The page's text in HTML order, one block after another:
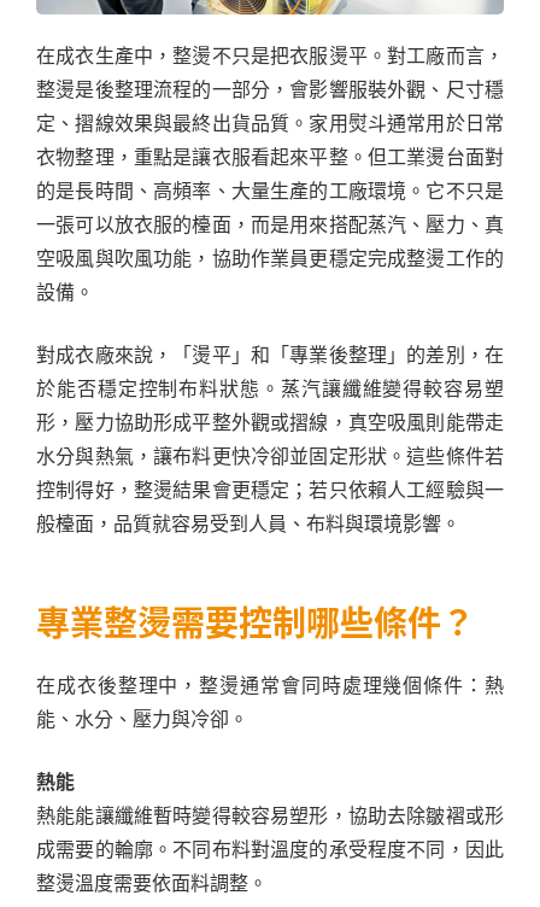
在成衣生產中，整燙不只是把衣服燙平。對工廠而言，
整燙是後整理流程的一部分，會影響服裝外觀、尺寸穩
定、摺線效果與最終出貨品質。家用熨斗通常用於日常
衣物整理，重點是讓衣服看起來平整。但工業燙台面對
的是長時間、高頻率、大量生產的工廠環境。它不只是
一張可以放衣服的檯面，而是用來搭配蒸汽、壓力、真
空吸風與吹風功能，協助作業員更穩定完成整燙工作的
設備。
對成衣廠來說，「燙平」和「專業後整理」的差別，在
於能否穩定控制布料狀態。蒸汽讓纖維變得較容易塑
形，壓力協助形成平整外觀或摺線，真空吸風則能帶走
水分與熱氣，讓布料更快冷卻並固定形狀。這些條件若
控制得好，整燙結果會更穩定；若只依賴人工經驗與一
般檯面，品質就容易受到人員、布料與環境影響。
專業整燙需要控制哪些條件？
在成衣後整理中，整燙通常會同時處理幾個條件：熱
能、水分、壓力與冷卻。
熱能
熱能能讓纖維暫時變得較容易塑形，協助去除皺褶或形
成需要的輪廓。不同布料對溫度的承受程度不同，因此
整燙溫度需要依面料調整。